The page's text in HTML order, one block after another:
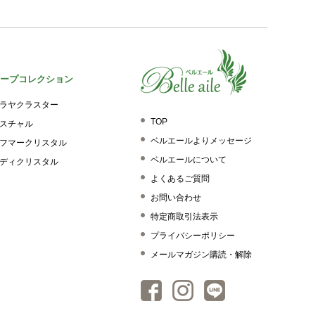
TOP
ベルエールよりメッセージ
ベルエールについて
よくあるご質問
お問い合わせ
特定商取引法表示
プライバシーポリシー
メールマガジン購読・解除
プコレクション
ヤクラスター
チャル
マークリスタル
ィクリスタル